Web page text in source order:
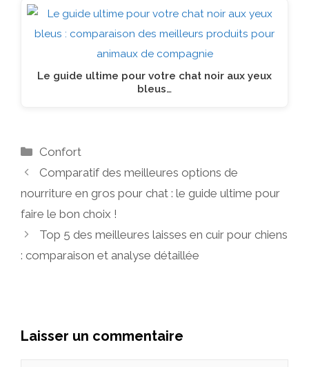
Le guide ultime pour votre chat noir aux yeux
bleus…
Catégories
Confort
Comparatif des meilleures options de
nourriture en gros pour chat : le guide ultime pour
faire le bon choix !
Top 5 des meilleures laisses en cuir pour chiens
: comparaison et analyse détaillée
Laisser un commentaire